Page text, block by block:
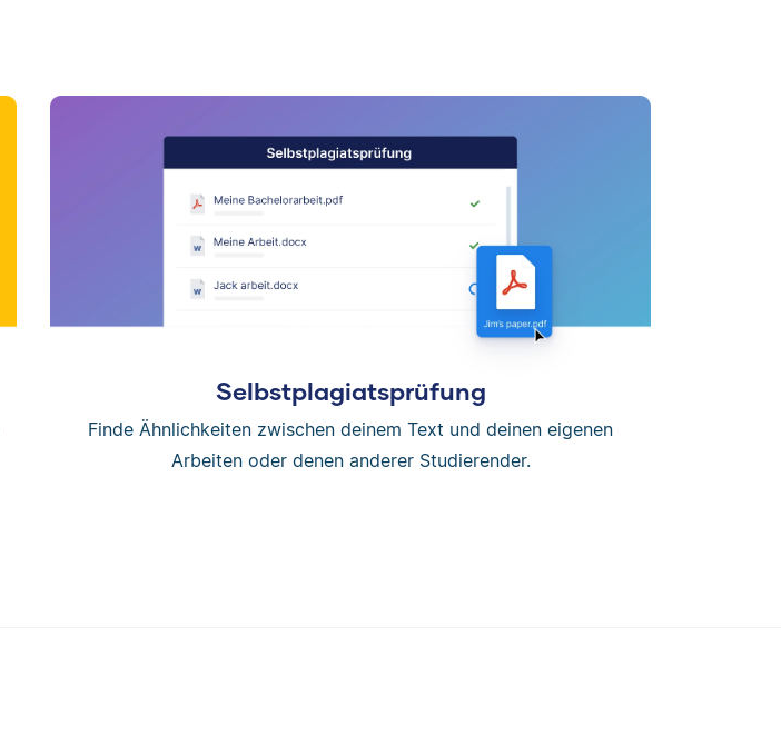
Selbstplagiatsprüfung
Finde Ähnlichkeiten zwischen deinem Text und deinen eigenen
Arbeiten oder denen anderer Studierender.